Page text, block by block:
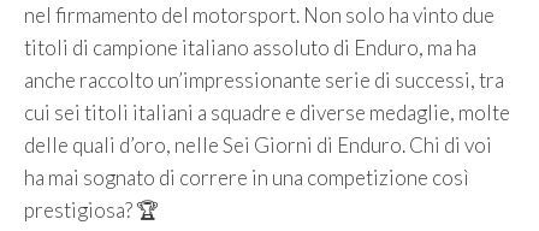
nel firmamento del motorsport. Non solo ha vinto due
titoli di campione italiano assoluto di Enduro, ma ha
anche raccolto un’impressionante serie di successi, tra
cui sei titoli italiani a squadre e diverse medaglie, molte
delle quali d’oro, nelle Sei Giorni di Enduro. Chi di voi
ha mai sognato di correre in una competizione così
prestigiosa? 🏆